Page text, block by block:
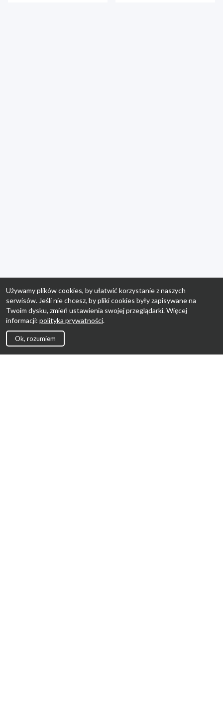
Używamy plików cookies, by ułatwić korzystanie z naszych
serwisów. Jeśli nie chcesz, by pliki cookies były zapisywane na
Twoim dysku, zmień ustawienia swojej przeglądarki. Więcej
informacji: polityka prywatności.
Ok, rozumiem